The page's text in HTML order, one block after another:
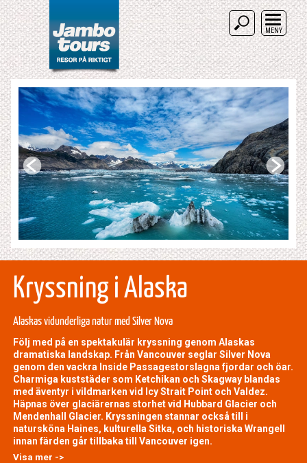
MENY
Kryssning i Alaska
Alaskas vidunderliga natur med Silver Nova
Följ med på en spektakulär kryssning genom Alaskas
dramatiska landskap. Från Vancouver seglar Silver Nova
genom den vackra Inside Passagestorslagna fjordar och öar.
Charmiga kuststäder som Ketchikan och Skagway blandas
med äventyr i vildmarken vid Icy Strait Point och Valdez.
Häpnas över glaciärernas storhet vid Hubbard Glacier och
Mendenhall Glacier. Kryssningen stannar också till i
natursköna Haines, kulturella Sitka, och historiska Wrangell
innan färden går tillbaka till Vancouver igen.
Visa mer ->